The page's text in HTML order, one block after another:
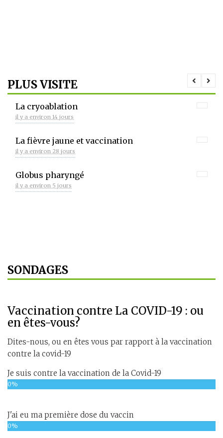
PLUS VISITE
La cryoablation
il y a environ 14 jours
La fièvre jaune et vaccination
il y a environ 28 jours
Globus pharyngé
il y a environ 5 jours
SONDAGES
Vaccination contre La COVID-19 : ou
en êtes-vous?
Dites-nous, ou en êtes vous par rapport à la vaccination
contre la covid-19
Je suis contre la vaccination de la Covid-19
0%
J'ai eu ma première dose du vaccin
0%